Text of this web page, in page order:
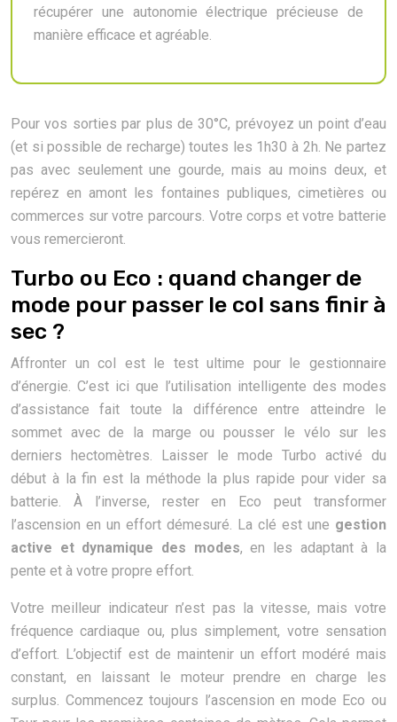
récupérer une autonomie électrique précieuse de
manière efficace et agréable.
Pour vos sorties par plus de 30°C, prévoyez un point d’eau
(et si possible de recharge) toutes les 1h30 à 2h. Ne partez
pas avec seulement une gourde, mais au moins deux, et
repérez en amont les fontaines publiques, cimetières ou
commerces sur votre parcours. Votre corps et votre batterie
vous remercieront.
Turbo ou Eco : quand changer de
mode pour passer le col sans finir à
sec ?
Affronter un col est le test ultime pour le gestionnaire
d’énergie. C’est ici que l’utilisation intelligente des modes
d’assistance fait toute la différence entre atteindre le
sommet avec de la marge ou pousser le vélo sur les
derniers hectomètres. Laisser le mode Turbo activé du
début à la fin est la méthode la plus rapide pour vider sa
batterie. À l’inverse, rester en Eco peut transformer
l’ascension en un effort démesuré. La clé est une gestion
active et dynamique des modes, en les adaptant à la
pente et à votre propre effort.
Votre meilleur indicateur n’est pas la vitesse, mais votre
fréquence cardiaque ou, plus simplement, votre sensation
d’effort. L’objectif est de maintenir un effort modéré mais
constant, en laissant le moteur prendre en charge les
surplus. Commencez toujours l’ascension en mode Eco ou